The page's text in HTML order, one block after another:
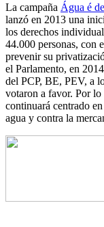
La campaña Água é
lanzó en 2013 una
los derechos
44.000 personas, con
prevenir su
el Parlamento, en
del PCP, BE, PEV, a
votaron a favor. Por lo
continuará centrado
agua y contra la